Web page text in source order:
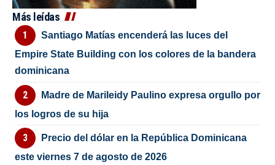
Más leídas
Santiago Matías encenderá las luces del
Empire State Building con los colores de la bandera
dominicana
Madre de Marileidy Paulino expresa orgullo por
los logros de su hija
Precio del dólar en la República Dominicana
este viernes 7 de agosto de 2026